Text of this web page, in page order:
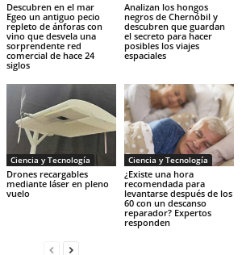
Descubren en el mar
Egeo un antiguo pecio
repleto de ánforas con
vino que desvela una
sorprendente red
comercial de hace 24
siglos
Analizan los hongos
negros de Chernóbil y
descubren que guardan
el secreto para hacer
posibles los viajes
espaciales
Ciencia y Tecnología
Drones recargables
mediante láser en pleno
vuelo
Ciencia y Tecnología
¿Existe una hora
recomendada para
levantarse después de los
60 con un descanso
reparador? Expertos
responden